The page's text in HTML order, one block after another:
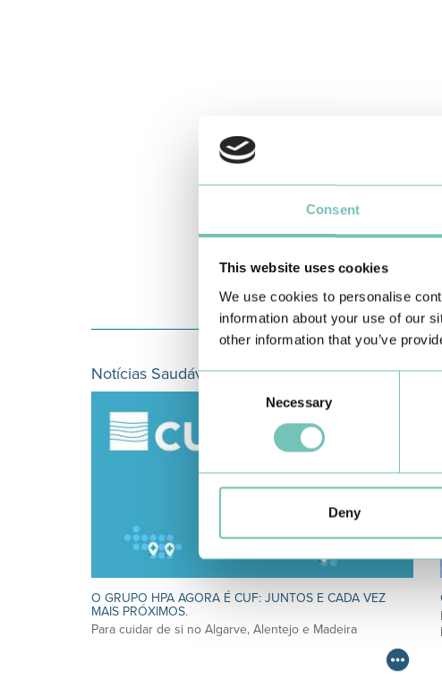
Consent
This website uses cookies
We use cookies to personalise
information about your use of our
other information that you’ve
Consent
Necessary
Deny
Notícias Saudáveis
O GRUPO HPA AGORA É CUF: JUNTOS E CADA VEZ
MAIS PRÓXIMOS.
Para cuidar de si no Algarve, Alentejo e Madeira